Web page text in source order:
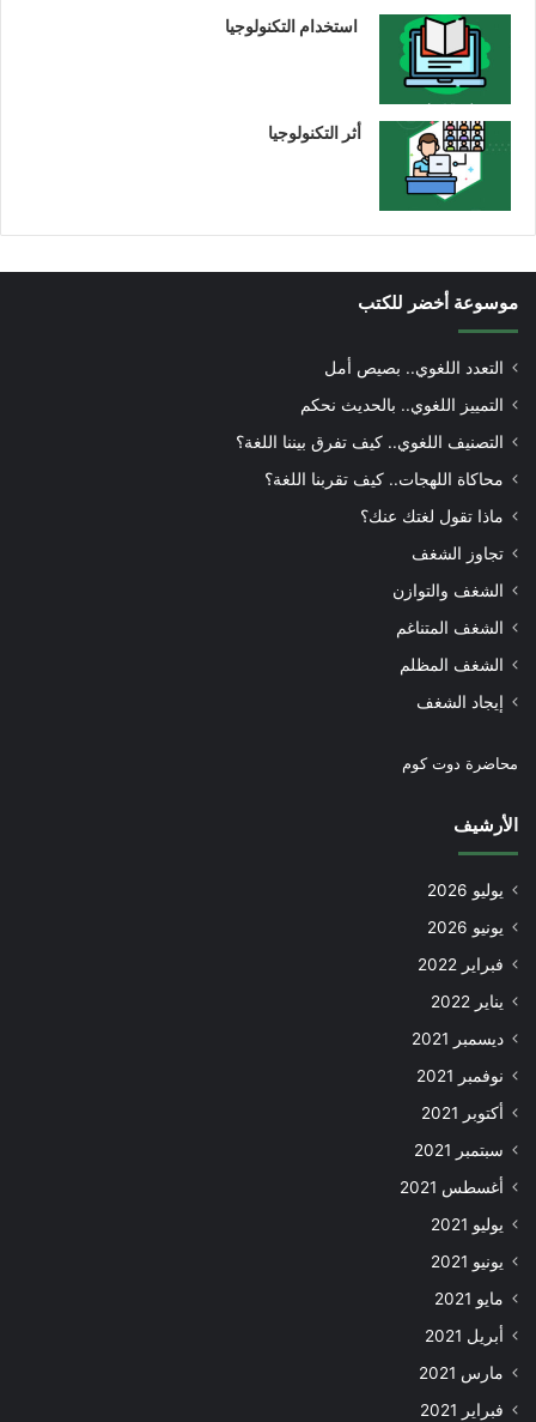
استخدام التكنولوجيا
أثر التكنولوجيا
موسوعة أخضر للكتب
التعدد اللغوي.. بصيص أمل
التمييز اللغوي.. بالحديث نحكم
التصنيف اللغوي.. كيف تفرق بيننا اللغة؟
محاكاة اللهجات.. كيف تقربنا اللغة؟
ماذا تقول لغتك عنك؟
تجاوز الشغف
الشغف والتوازن
الشغف المتناغم
الشغف المظلم
إيجاد الشغف
محاضرة دوت كوم
الأرشيف
يوليو 2026
يونيو 2026
فبراير 2022
يناير 2022
ديسمبر 2021
نوفمبر 2021
أكتوبر 2021
سبتمبر 2021
أغسطس 2021
يوليو 2021
يونيو 2021
مايو 2021
أبريل 2021
مارس 2021
فبراير 2021